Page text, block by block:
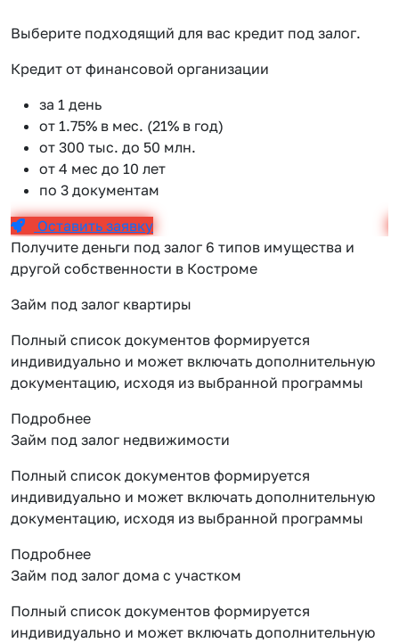
Выберите подходящий для вас кредит под залог.
Кредит от финансовой организации
за 1 день
от 1.75% в мес. (21% в год)
от 300 тыс. до 50 млн.
от 4 мес до 10 лет
по 3 документам
Оставить заявку
Получите деньги под залог 6 типов имущества и
другой собственности в Костроме
Займ под залог квартиры
Полный список документов формируется
индивидуально и может включать дополнительную
документацию, исходя из выбранной программы
Подробнее
Займ под залог недвижимости
Полный список документов формируется
индивидуально и может включать дополнительную
документацию, исходя из выбранной программы
Подробнее
Займ под залог дома с участком
Полный список документов формируется
индивидуально и может включать дополнительную